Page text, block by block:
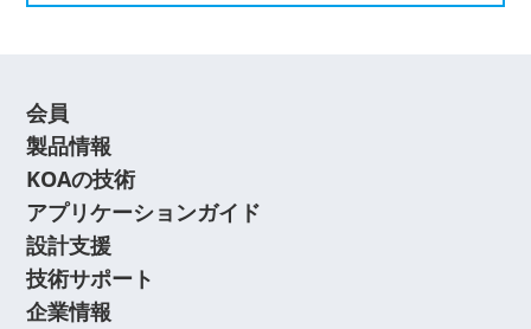
会員
製品情報
KOAの技術
アプリケーションガイド
設計支援
技術サポート
企業情報